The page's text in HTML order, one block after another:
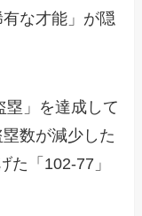
な才能」が隠
塁」を達成して
数が減少した
た「102-77」